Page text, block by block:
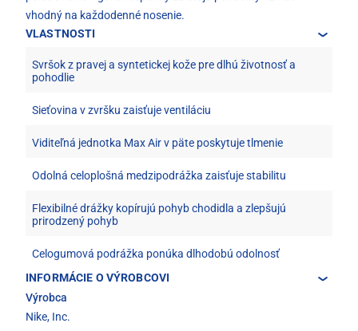
vhodný na každodenné nosenie.
VLASTNOSTI
Svršok z pravej a syntetickej kože pre dlhú životnosť a
pohodlie
Sieťovina v zvršku zaisťuje ventiláciu
Viditeľná jednotka Max Air v päte poskytuje tlmenie
Odolná celoplošná medzipodrážka zaisťuje stabilitu
Flexibilné drážky kopírujú pohyb chodidla a zlepšujú
prirodzený pohyb
Celogumová podrážka ponúka dlhodobú odolnosť
INFORMÁCIE O VÝROBCOVI
Výrobca
Nike, Inc.